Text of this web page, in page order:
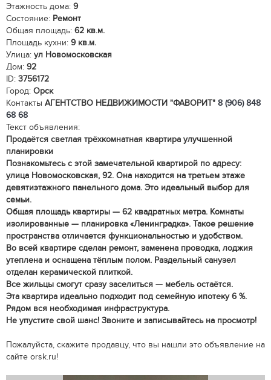
Этажность дома: 9
Состояние: Ремонт
Общая площадь: 62 кв.м.
Площадь кухни: 9 кв.м.
Улица: ул Новомосковская
Дом: 92
ID: 3756172
Город: Орск
Контакты АГЕНТСТВО НЕДВИЖИМОСТИ "ФАВОРИТ" 8 (906) 848
68 68
Текст объявления:
Продаётся светлая трёхкомнатная квартира улучшенной
планировки
Познакомьтесь с этой замечательной квартирой по адресу:
улица Новомосковская, 92. Она находится на третьем этаже
девятиэтажного панельного дома. Это идеальный выбор для
семьи.
Общая площадь квартиры — 62 квадратных метра. Комнаты
изолированные — планировка «Ленинградка». Такое решение
пространства отличается функциональностью и удобством.
Во всей квартире сделан ремонт, заменена проводка, лоджия
утеплена и оснащена тёплым полом. Раздельный санузел
отделан керамической плиткой.
Все жильцы смогут сразу заселиться — мебель остаётся.
Эта квартира идеально подходит под семейную ипотеку 6 %.
Рядом вся необходимая инфраструктура.
Не упустите свой шанс! Звоните и записывайтесь на просмотр!
Пожалуйста, скажите продавцу, что вы нашли это объявление на
сайте orsk.ru!